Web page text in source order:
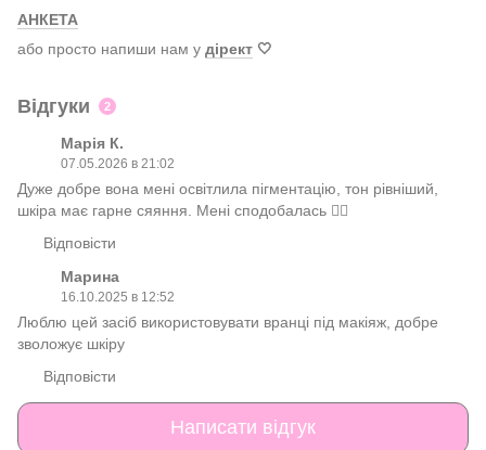
АНКЕТА
або просто напиши нам у дірект 🤍
Відгуки 2
Марія К.
07.05.2026 в 21:02
Дуже добре вона мені освітлила пігментацію, тон рівніший,
шкіра має гарне сяяння. Мені сподобалась 👍🏻
Відповісти
Марина
16.10.2025 в 12:52
Люблю цей засіб використовувати вранці під макіяж, добре
зволожує шкіру
Відповісти
Написати відгук